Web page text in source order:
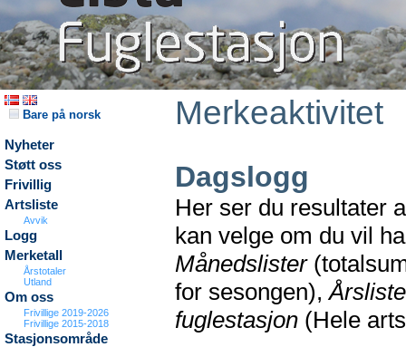
Bare på norsk
Nyheter
Støtt oss
Frivillig
Artsliste
Avvik
Logg
Merketall
Årstotaler
Utland
Om oss
Frivillige 2019-2026
Frivillige 2015-2018
Stasjonsområde
Merkeaktivitet
Dagslogg
Her ser du resultater
kan velge om du vil
Månedslister
for sesongen),
fuglestasjon (Hele